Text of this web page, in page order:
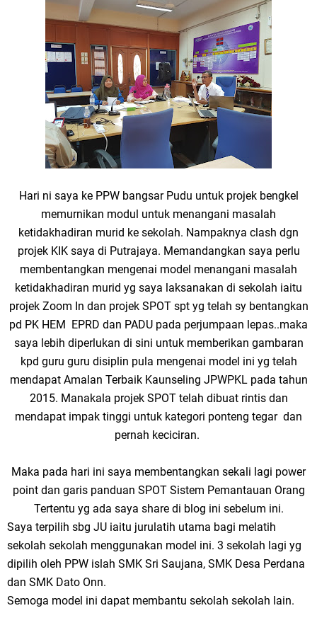
Hari ni saya ke PPW bangsar Pudu untuk projek bengkel
memurnikan modul untuk menangani masalah
ketidakhadiran murid ke sekolah. Nampaknya clash dgn
projek KIK saya di Putrajaya. Memandangkan saya perlu
membentangkan mengenai model menangani masalah
ketidakhadiran murid yg saya laksanakan di sekolah iaitu
projek Zoom In dan projek SPOT spt yg telah sy bentangkan
pd PK HEM EPRD dan PADU pada perjumpaan lepas..maka
saya lebih diperlukan di sini untuk memberikan gambaran
kpd guru guru disiplin pula mengenai model ini yg telah
mendapat Amalan Terbaik Kaunseling JPWPKL pada tahun
2015. Manakala projek SPOT telah dibuat rintis dan
mendapat impak tinggi untuk kategori ponteng tegar dan
pernah keciciran.
Maka pada hari ini saya membentangkan sekali lagi power
point dan garis panduan SPOT Sistem Pemantauan Orang
Tertentu yg ada saya share di blog ini sebelum ini.
Saya terpilih sbg JU iaitu jurulatih utama bagi melatih
sekolah sekolah menggunakan model ini. 3 sekolah lagi yg
dipilih oleh PPW islah SMK Sri Saujana, SMK Desa Perdana
dan SMK Dato Onn.
Semoga model ini dapat membantu sekolah sekolah lain.